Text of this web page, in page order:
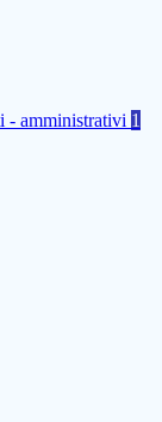
- amministrativi 1